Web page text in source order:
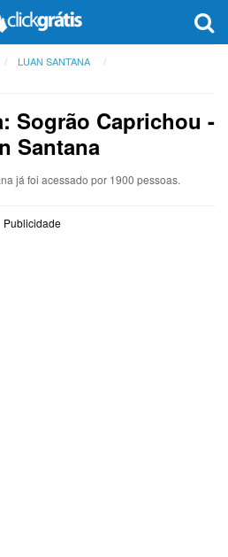
LUAN SANTANA
Sogrão Caprichou -
Santana
já foi acessado por 1900 pessoas.
Publicidade